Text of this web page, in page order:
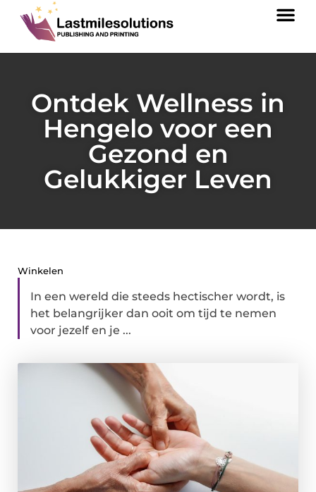
Ontdek Wellness in
Hengelo voor een
Gezond en
Gelukkiger Leven
Winkelen
In een wereld die steeds hectischer wordt, is
het belangrijker dan ooit om tijd te nemen
voor jezelf en je ...